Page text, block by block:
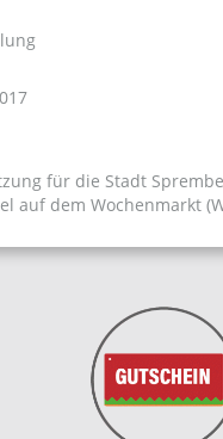
für die Stadt
auf dem Wochenmarkt